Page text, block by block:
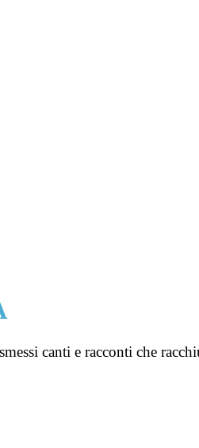
canti e racconti che